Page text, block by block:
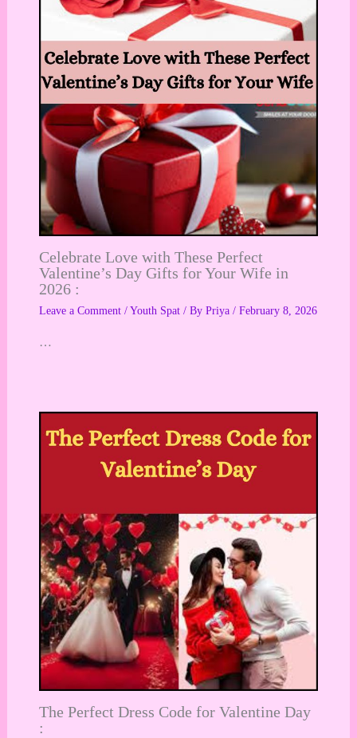
Celebrate Love with These Perfect
Valentine’s Day Gifts for Your Wife in
2026 :
Leave a Comment / Youth Spat/ By Priya / February 8, 2026
…
The Perfect Dress Code for Valentine Day
: